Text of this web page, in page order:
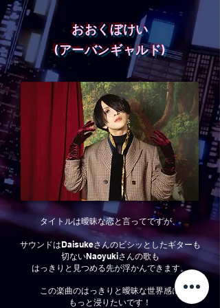
おおくぼけい
(アーバンギャルド)
タイトルは曖昧な恋と言ってですが、
サウンドはDaisukeさんのビシッとしたギターも
切ないNaoyukiさんの歌も
はっきりと見つめる先が浮かんできます。
この楽曲のはっきりと曖昧な世界感に
もっと浸りたいです！